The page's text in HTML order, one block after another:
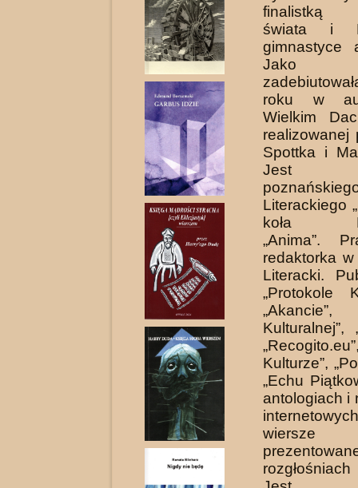
finalistką
świata i
gimnastyce
Jako
roku w
Wielkim
realizowanej
Spottka i
Jest
Literackiego
koła
„Anima”.
redaktorka
Lite­racki.
„Protokole
Kulturalnej”,
Kulturze”,
„Echu
antologiach i